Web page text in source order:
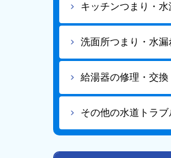
キッチンつまり・水
洗面所つまり・水漏
給湯器の修理・交換
その他の水道トラブ